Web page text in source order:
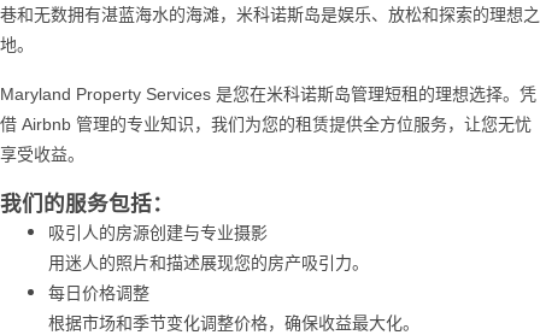
巷和无数拥有湛蓝海水的海滩，米科诺斯岛是娱乐、放松和探索的理想之
地。
Maryland Property Services 是您在米科诺斯岛管理短租的理想选择。凭
借 Airbnb 管理的专业知识，我们为您的租赁提供全方位服务，让您无忧
享受收益。
我们的服务包括：
吸引人的房源创建与专业摄影
用迷人的照片和描述展现您的房产吸引力。
每日价格调整
根据市场和季节变化调整价格，确保收益最大化。